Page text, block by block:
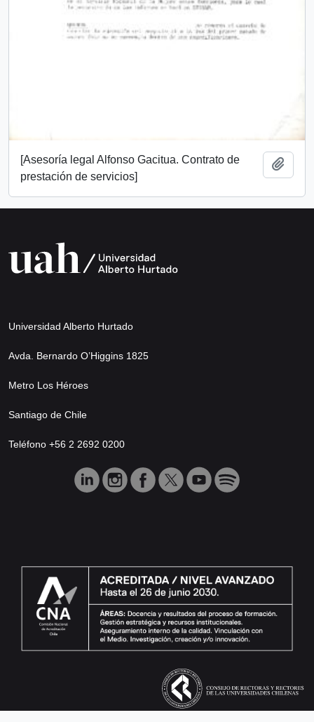
[Asesoría legal Alfonso Gacitua. Contrato de
prestación de servicios]
Universidad Alberto Hurtado
Avda. Bernardo O’Higgins 1825
Metro Los Héroes
Santiago de Chile
Teléfono +56 2 2692 0200